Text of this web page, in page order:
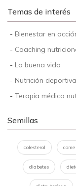
Temas de interés
- Bienestar en
- Coaching
- La buena vida
- Nutrición deportiva
- Terapia médico
Semillas
colesterol
diabetes